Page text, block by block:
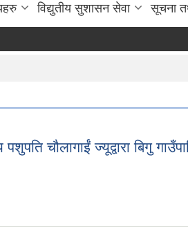
विद्युतीय सुशासन सेवा सूचना
चौलागाईं ज्यूद्वारा बिगु